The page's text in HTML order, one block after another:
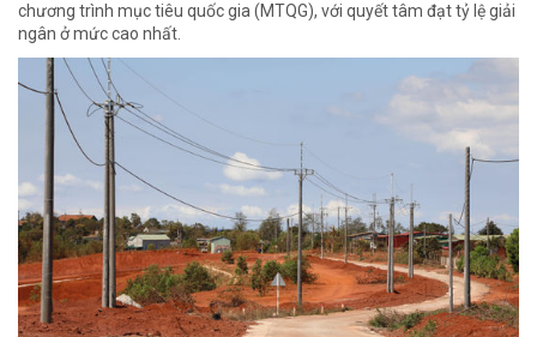
chương trình mục tiêu quốc gia (MTQG), với quyết tâm đạt tỷ lệ giải
ngân ở mức cao nhất.